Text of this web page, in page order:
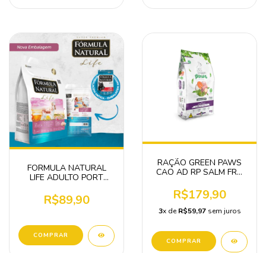
FORMULA NATURAL
LIFE ADULTO PORT
R$89,90
RAÇÃO GREEN PAWS
CAO AD RP SALM FRA
R$179,90
3x deR$59,97sem juros